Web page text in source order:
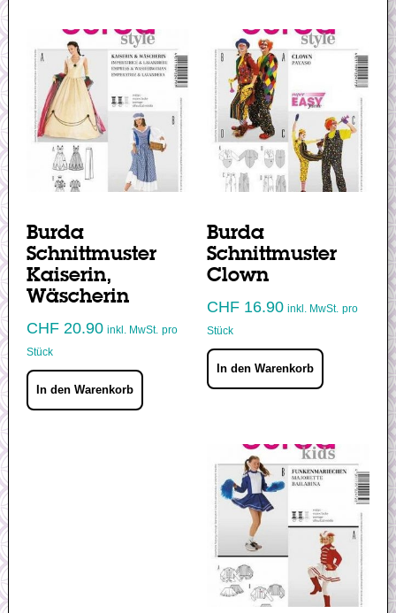
Burda
Schnittmuster
Kaiserin,
Wäscherin
CHF20.90 inkl. MwSt. pro
Stück
In den Warenkorb
Burda
Schnittmuster
Clown
CHF16.90 inkl. MwSt. pro
Stück
In den Warenkorb